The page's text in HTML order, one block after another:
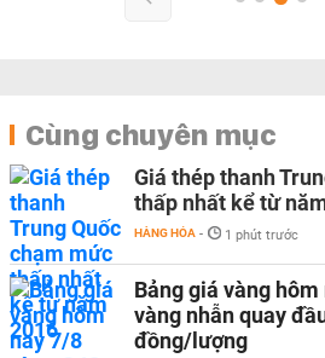
Cùng chuyên mục
Giá thép thanh
thấp nhất kể từ
HÀNG HÓA - 1 phút trước
Bảng giá vàng
vàng nhẫn quay
đồng/lượng